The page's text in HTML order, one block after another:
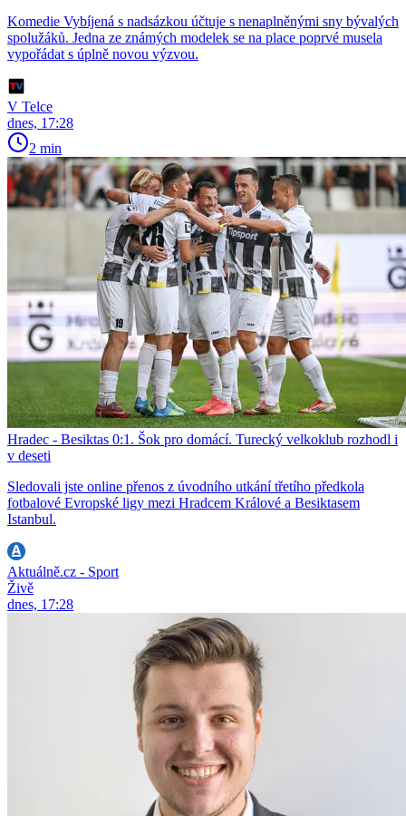
Komedie Vybíjená s nadsázkou účtuje s nenaplněnými sny bývalých
spolužáků. Jedna ze známých modelek se na place poprvé musela
vypořádat s úplně novou výzvou.
V Telce
dnes, 17:28
2 min
Hradec - Besiktas 0:1. Šok pro domácí. Turecký velkoklub rozhodl i
v deseti
Sledovali jste online přenos z úvodního utkání třetího předkola
fotbalové Evropské ligy mezi Hradcem Králové a Besiktasem
Istanbul.
Aktuálně.cz - Sport
Živě
dnes, 17:28